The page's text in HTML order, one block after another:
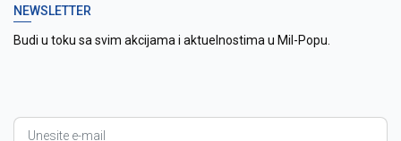
NEWSLETTER
Budi u toku sa svim akcijama i aktuelnostima u Mil-Popu.